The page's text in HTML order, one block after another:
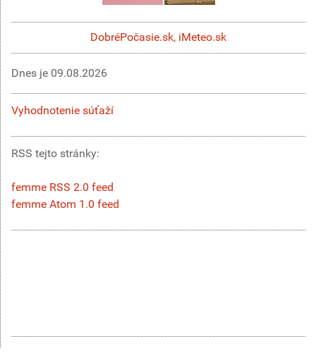
DobréPočasie.sk, iMeteo.sk
Dnes je 09.08.2026
Vyhodnotenie súťaží
RSS tejto stránky:
femme RSS 2.0 feed
femme Atom 1.0 feed